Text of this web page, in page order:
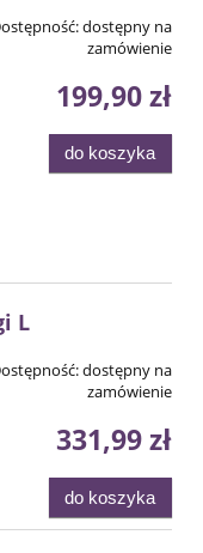
dostępny na
zamówienie
199,90 zł
do koszyka
L
dostępny na
zamówienie
331,99 zł
do koszyka